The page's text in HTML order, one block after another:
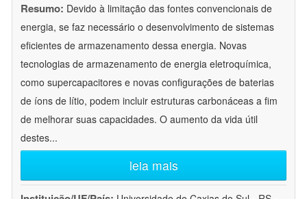
Resumo: Devido à limitação das fontes convencionais de
energia, se faz necessário o desenvolvimento de sistemas
eficientes de armazenamento dessa energia. Novas
tecnologias de armazenamento de energia eletroquímica,
como supercapacitores e novas configurações de baterias
de íons de lítio, podem incluir estruturas carbonáceas a fim
de melhorar suas capacidades. O aumento da vida útil
destes...
leia mais